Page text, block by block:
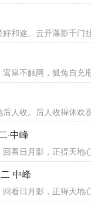
和途。云开瀑影千门
皇不触网，狐兔自充
人收。后人收得休欢
·中峰
看日月影，正得天地
中峰
看日月影，正得天地